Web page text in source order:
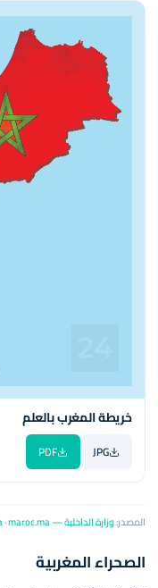
خريطة المغرب بالعلم
JPG
PDF
المصدر:وزارة الداخلية — collectivites-territoriales.gov.ma ·maroc.ma
الصحراء المغربية